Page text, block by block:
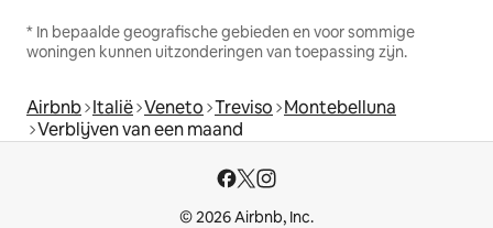
* In bepaalde geografische gebieden en voor sommige
woningen kunnen uitzonderingen van toepassing zijn.
Airbnb Italië Veneto Treviso Montebelluna
Verblijven van een maand
© 2026 Airbnb, Inc.